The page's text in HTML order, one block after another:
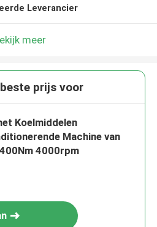
Leverancier
meer
prijs voor
Koelmiddelen
Machine van
4000rpm